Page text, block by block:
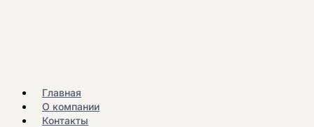
Главная
О компании
Контакты